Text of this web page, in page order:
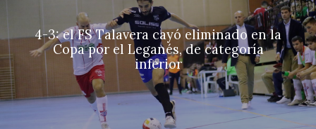
4-3: el FS Talavera cayó eliminado en la
Copa por el Leganés, de categoría
inferior